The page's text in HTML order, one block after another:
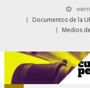
Documentos de la
Medios